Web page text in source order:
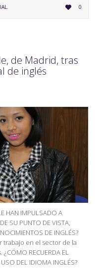
 LOVE
IT0
de Madrid, tras
de inglés
HAN IMPULSADO A
SU PUNTO DE VISTA,
DE INGLÉS?
trabajo en el sector de la
RECUERDA EL
DEL IDIOMA INGLÉS?